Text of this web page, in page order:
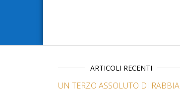
ARTICOLI RECENTI
UN TERZO ASSOLUTO DI RABBIA